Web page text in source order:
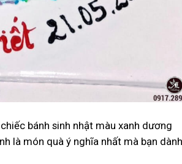
bánh sinh nhật màu xanh dương
là món quà ý nghĩa nhất mà bạn dành